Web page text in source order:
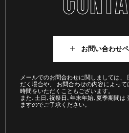
お問い合わせ
メールでのお問合わせに関しましては、
だく場合や、 お問合わせの内容によっ
時間をいただくこともございます。
また､土日､祝祭日､年末年始､夏季期間は
ますのでご了承ください。